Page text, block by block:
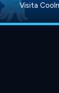
Visita